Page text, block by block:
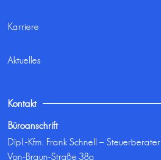
Karriere
Aktuelles
Kontakt
Büroanschrift
Dipl.-Kfm. Frank Schnell – Steuerberater
Von-Braun-Straße 38a